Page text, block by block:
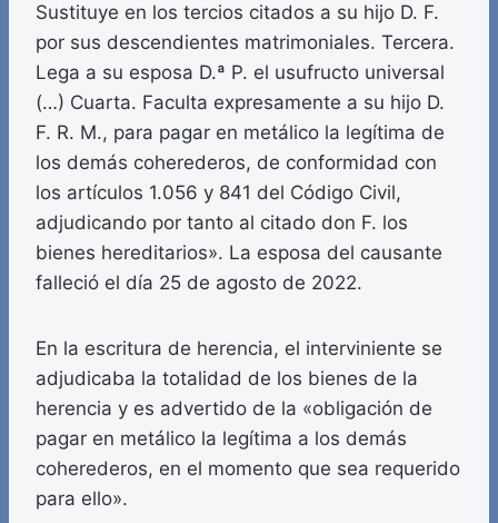
Sustituye en los tercios citados a su hijo D. F.
por sus descendientes matrimoniales. Tercera.
Lega a su esposa D.ª P. el usufructo universal
(…) Cuarta. Faculta expresamente a su hijo D.
F. R. M., para pagar en metálico la legítima de
los demás coherederos, de conformidad con
los artículos 1.056 y 841 del Código Civil,
adjudicando por tanto al citado don F. los
bienes hereditarios». La esposa del causante
falleció el día 25 de agosto de 2022.
En la escritura de herencia, el interviniente se
adjudicaba la totalidad de los bienes de la
herencia y es advertido de la «obligación de
pagar en metálico la legítima a los demás
coherederos, en el momento que sea requerido
para ello».